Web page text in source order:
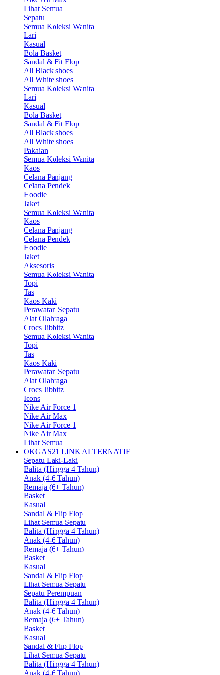
Lihat Semua
Sepatu
Semua Koleksi Wanita
Lari
Kasual
Bola Basket
Sandal & Fit Flop
All Black shoes
All White shoes
Semua Koleksi Wanita
Lari
Kasual
Bola Basket
Sandal & Fit Flop
All Black shoes
All White shoes
Pakaian
Semua Koleksi Wanita
Kaos
Celana Panjang
Celana Pendek
Hoodie
Jaket
Semua Koleksi Wanita
Kaos
Celana Panjang
Celana Pendek
Hoodie
Jaket
Aksesoris
Semua Koleksi Wanita
Topi
Tas
Kaos Kaki
Perawatan Sepatu
Alat Olahraga
Crocs Jibbitz
Semua Koleksi Wanita
Topi
Tas
Kaos Kaki
Perawatan Sepatu
Alat Olahraga
Crocs Jibbitz
Icons
Nike Air Force 1
Nike Air Max
Nike Air Force 1
Nike Air Max
Lihat Semua
OKGAS21 LINK ALTERNATIF
Sepatu Laki-Laki
Balita (Hingga 4 Tahun)
Anak (4-6 Tahun)
Remaja (6+ Tahun)
Basket
Kasual
Sandal & Flip Flop
Lihat Semua Sepatu
Balita (Hingga 4 Tahun)
Anak (4-6 Tahun)
Remaja (6+ Tahun)
Basket
Kasual
Sandal & Flip Flop
Lihat Semua Sepatu
Sepatu Perempuan
Balita (Hingga 4 Tahun)
Anak (4-6 Tahun)
Remaja (6+ Tahun)
Basket
Kasual
Sandal & Flip Flop
Lihat Semua Sepatu
Balita (Hingga 4 Tahun)
Anak (4-6 Tahun)